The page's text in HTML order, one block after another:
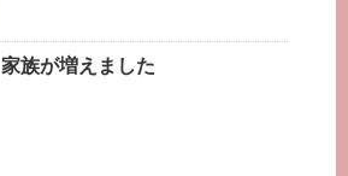
家族が増えました